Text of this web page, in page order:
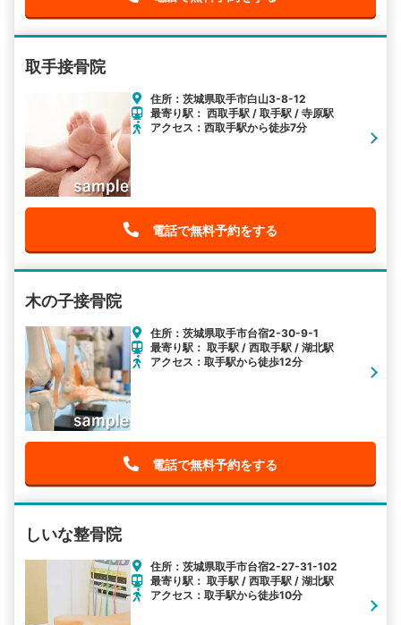
取手接骨院
住所：茨城県取手市白山3-8-12
最寄り駅： 西取手駅 / 取手駅 / 寺原駅
アクセス：西取手駅から徒歩7分
電話で無料予約をする
木の子接骨院
住所：茨城県取手市台宿2-30-9-1
最寄り駅： 取手駅 / 西取手駅 / 湖北駅
アクセス：取手駅から徒歩12分
電話で無料予約をする
しいな整骨院
住所：茨城県取手市台宿2-27-31-102
最寄り駅： 取手駅 / 西取手駅 / 湖北駅
アクセス：取手駅から徒歩10分